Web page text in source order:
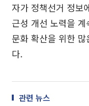
자가 정책선거 정보
근성 개선 노력을
문화 확산을 위한
다.
관련 뉴스